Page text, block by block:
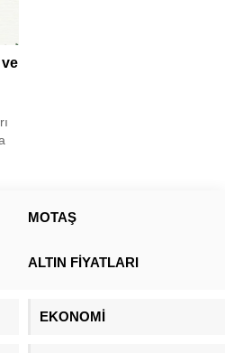
MOTAŞ
ALTIN FİYATLARI
EKONOMİ